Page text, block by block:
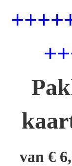
van €